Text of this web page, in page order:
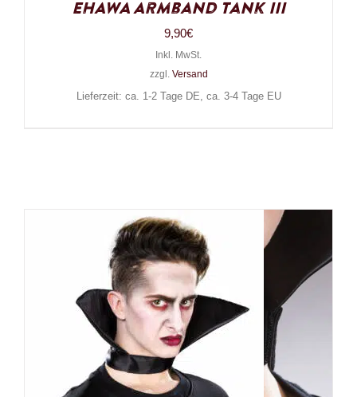
EHAWA Armband Tank III
9,90€
Inkl. MwSt.
zzgl. Versand
Lieferzeit: ca. 1-2 Tage DE, ca. 3-4 Tage EU